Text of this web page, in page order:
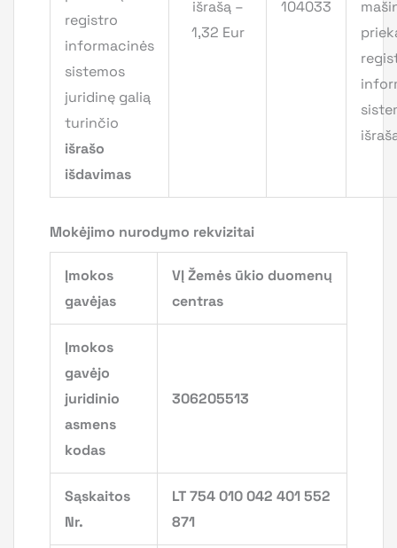
registro
informacinės
sistemos
juridinę galią
turinčio
išrašo
išdavimas
išrašą –
1,32 Eur
104033
Mokėjimo nurodymo rekvizitai
Įmokos
gavėjas
VĮ Žemės ūkio duomenų
centras
Įmokos
gavėjo
juridinio
asmens
kodas
306205513
Sąskaitos
Nr.
LT 754 010 042 401 552
871